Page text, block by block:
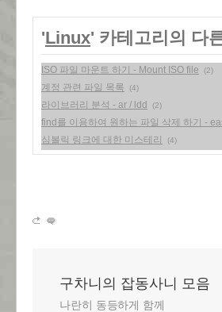
'Linux' 카테고리의 다
ISO 파일 마운트 하기 - Mount ISO file (2)
계정 관련 파일 목록 (4)
라이브러리 분석 - ar / ldd (2)
find를 이용하여 원하는 파일 삭제 하기 -
심볼릭 링크에 대한 미스테리 (4)
구차니의 잡동사니 모음
나란히 동등하게 함께